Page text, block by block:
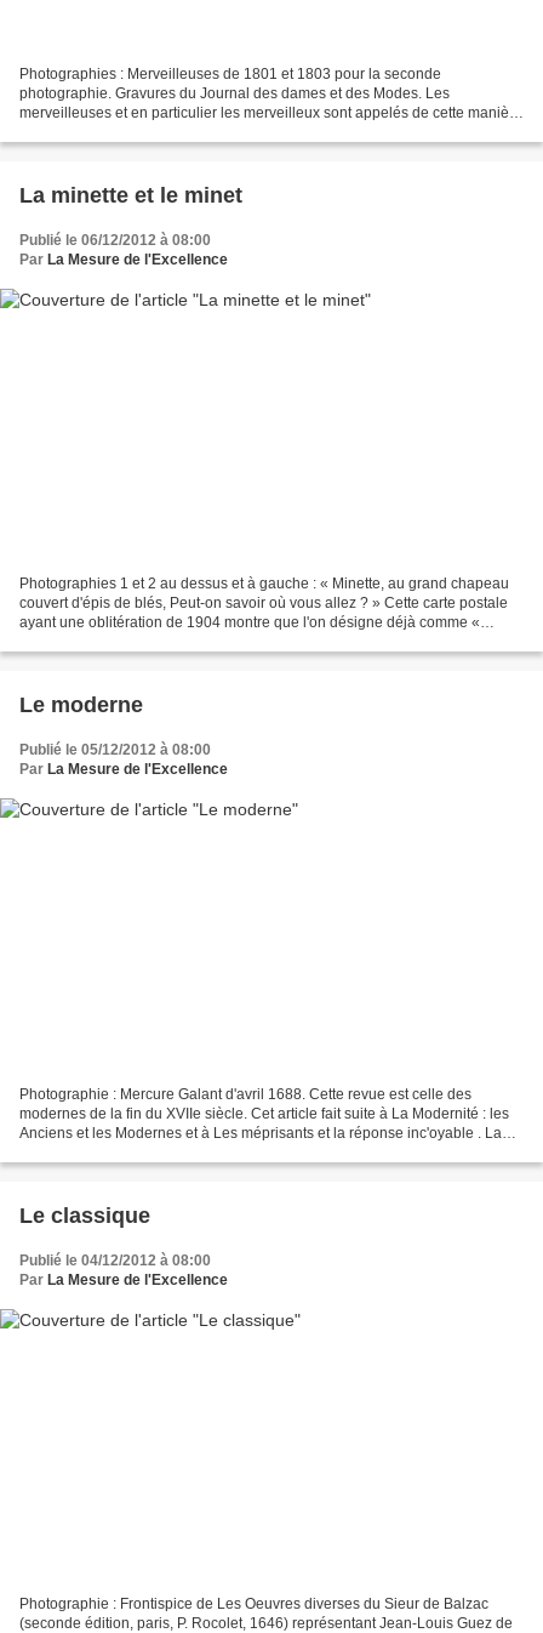
Photographies : Merveilleuses de 1801 et 1803 pour la seconde
photographie. Gravures du Journal des dames et des Modes. Les
merveilleuses et en particulier les merveilleux sont appelés de cette manière
La minette et le minet
Publié le 06/12/2012 à 08:00
Par La Mesure de l'Excellence
Photographies 1 et 2 au dessus et à gauche : « Minette, au grand chapeau
couvert d'épis de blés, Peut-on savoir où vous allez ? » Cette carte postale
ayant une oblitération de 1904 montre que l'on désigne déjà comme «
Le moderne
Publié le 05/12/2012 à 08:00
Par La Mesure de l'Excellence
Photographie : Mercure Galant d'avril 1688. Cette revue est celle des
modernes de la fin du XVIIe siècle. Cet article fait suite à La Modernité : les
Anciens et les Modernes et à Les méprisants et la réponse inc'oyable . La
Le classique
Publié le 04/12/2012 à 08:00
Par La Mesure de l'Excellence
Photographie : Frontispice de Les Oeuvres diverses du Sieur de Balzac
(seconde édition, paris, P. Rocolet, 1646) représentant Jean-Louis Guez de